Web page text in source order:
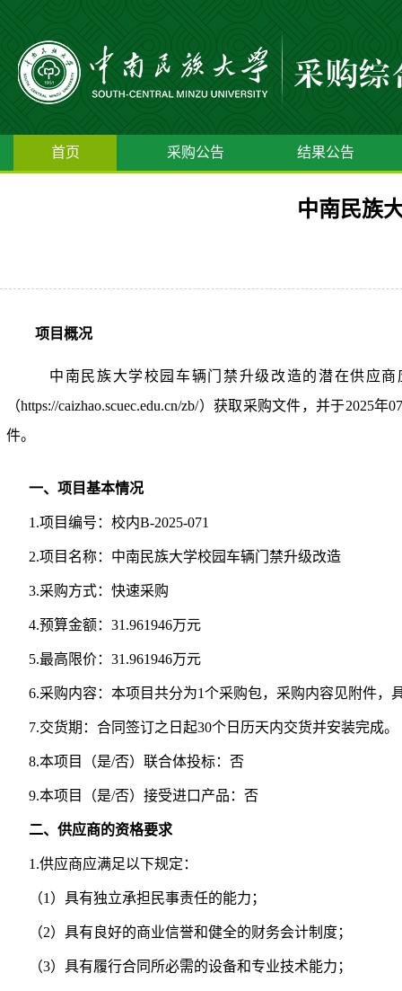
首页 采购公告 结果公告
中南民族
项目概况
中南民族大学校园车辆门禁升级改造的潜在供应
（https://caizhao.scuec.edu.cn/zb/）获取采购文件，并于2025年
件。
一、项目基本情况
1.项目编号： 校内B-2025-071
2.项目名称： 中南民族大学校园车辆门禁升级改造
3.采购方式：快速采购
4.预算金额： 31.961946万元
5.最高限价： 31.961946万元
6.采购内容： 本项目共分为1个采购包， 采购内容见附件，
7.交货期： 合同签订之日起30个日历天内交货并安装完成。
8.本项目（是/否）联合体投标： 否
9.本项目（是/否）接受进口产品： 否
二、供应商的资格要求
1.供应商应满足以下规定：
（1）具有独立承担民事责任的能力；
（2）具有良好的商业信誉和健全的财务会计制度；
（3）具有履行合同所必需的设备和专业技术能力；